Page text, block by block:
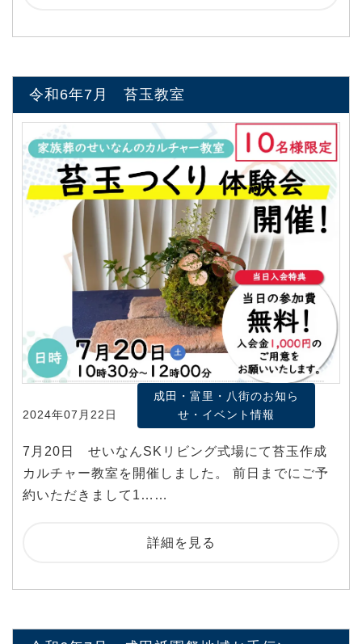
令和6年7月 苔玉教室
2024年07月22日
成田・富里・八街のお知ら
せ・イベント情報
7月20日 せいなんSKリビング式場にて苔玉作成
カルチャー教室を開催しました。 前日までにご予
約いただきまして1……
詳細を見る